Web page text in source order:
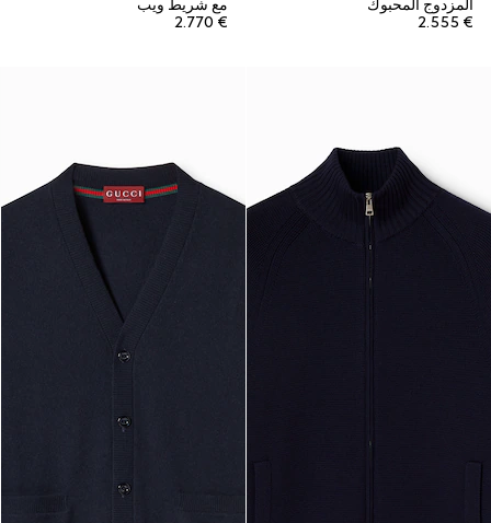
المزدوج المحبوك
€ 2.555
مع شريط ويب
€ 2.770